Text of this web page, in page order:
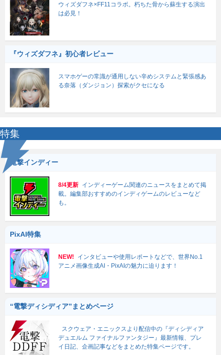
ウィズダフネ×FF11コラボ。朽ちた骨から蘇生する演出
は必見！
『ウィズダフネ』初心者レビュー
スマホゲーの常識が通用しない辛めシステムと緊張感あ
る奈落（ダンジョン）探索がクセになる
特集
電撃インディー
8/4更新 インディーゲーム関連のニュースをまとめて掲
載。編集部おすすめのインディゲームのレビューなど
も。
PixAI特集
NEW!
インタビューや使用レポートなどで、世界No.1
アニメ画像生成AI・PixAIの魅力に迫ります！
“電撃ディシディア”まとめページ
スクウェア・エニックスより配信中の『ディシディア
デュエルム ファイナルファンタジー』最新情報、プレ
イ日記、企画記事などをまとめた特集ページです。